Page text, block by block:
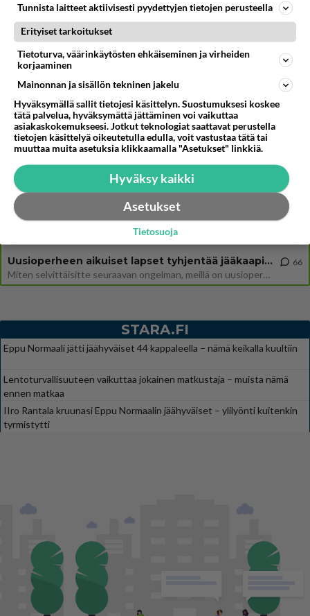
kulisseista yllättävät
Esko Eerikäinen lopetti testosteronit kesäksi - Tämä ikävä vaikutus iski
heti
Martinan bisneksillä ei mene hyvin
https://www.iltalehti.fi/viihdeuutiset/a/c46da6ab-340f-4790-aaa7-0865eed2336 Yrityksen konkurssihakemus on tullut kärä
Tiesitkö? Martina Aitolehden isäpuoli on tämä suosittu laulaja
Martina Aitolehti on seurattu julkisuuden henkilö. Lähipiiriin mahtuu muitakin tunnettuja henkilöitä. Tiesitkö, että Ma
2 km on nykyään liian pitkä koulumatka
Miesten tuijotus
Uusioperheen aikuiset lapset tyhjentää jääkaapin käydessään
Miten selvittäisitte seuraavan ongelman, meillä on uusioperhe, minulla teini-ikäiset lapset ja puolisolla aikuiset, jotk
66
STARA.FI
Eppu Normaali jätti jäähyväiset 44 kappaleella – nämä keikalla kuultiin
Lentoturvallisuuteen vaikuttaa jokainen matkustaja – muista nämä
ennen matkaa
IIro Rantala kruunasi Eppu Normaalin jäähyväiset – ylilyönti kuitenkin
tyrmistytti
Tunnista laitteet aktiivisesti pyydettyjen tietojen perusteella
Erityiset tarkoitukset
Tietoturva, väärinkäytösten ehkäiseminen ja virheiden
korjaaminen
Mainonnan ja sisällön tekninen jakelu
Hyväksymällä sallit tietojesi käsittelyn. Suostumuksesi koskee
tätä palvelua, hyväksymättä jättäminen voi vaikuttaa
asiakaskokemukseesi. Jotkut teknologiat saattavat perustella
tietojen käsittelyä oikeutetulla edulla, voit vastustaa tätä tai
muuttaa muita asetuksia klikkaamalla "Asetukset" linkkiä.
Hyväksy kaikki
Asetukset
Tietosuoja